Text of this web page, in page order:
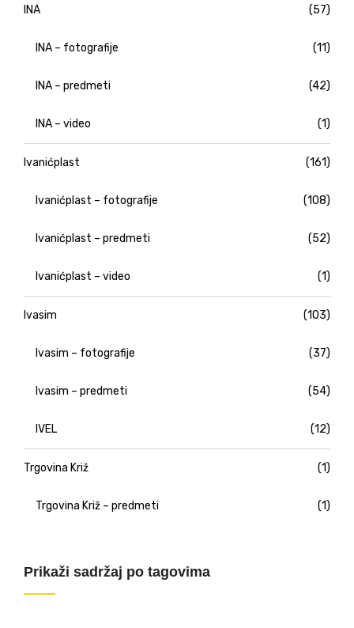
INA (57)
INA – fotografije (11)
INA – predmeti (42)
INA – video (1)
Ivanićplast (161)
Ivanićplast – fotografije (108)
Ivanićplast – predmeti (52)
Ivanićplast – video (1)
Ivasim (103)
Ivasim – fotografije (37)
Ivasim – predmeti (54)
IVEL (12)
Trgovina Križ (1)
Trgovina Križ – predmeti (1)
Prikaži sadržaj po tagovima